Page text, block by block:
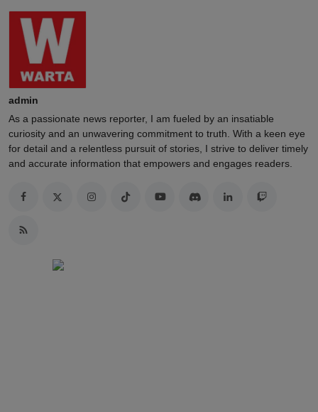
admin
As a passionate news reporter, I am fueled by an insatiable
curiosity and an unwavering commitment to truth. With a keen eye
for detail and a relentless pursuit of stories, I strive to deliver timely
and accurate information that empowers and engages readers.